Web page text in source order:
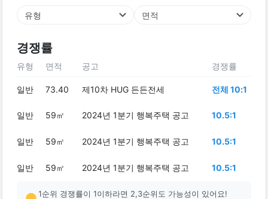
유형 면적
경쟁률
유형 면적 공고 경쟁률
일반 73.40 제10차 HUG 든든전세 전체 10:1
일반 59㎡ 2024년 1분기 행복주택 공고 10.5:1
일반 59㎡ 2024년 1분기 행복주택 공고 10.5:1
일반 59㎡ 2024년 1분기 행복주택 공고 10.5:1
1순위 경쟁률이 1이하라면 2,3순위도 가능성이 있어요!